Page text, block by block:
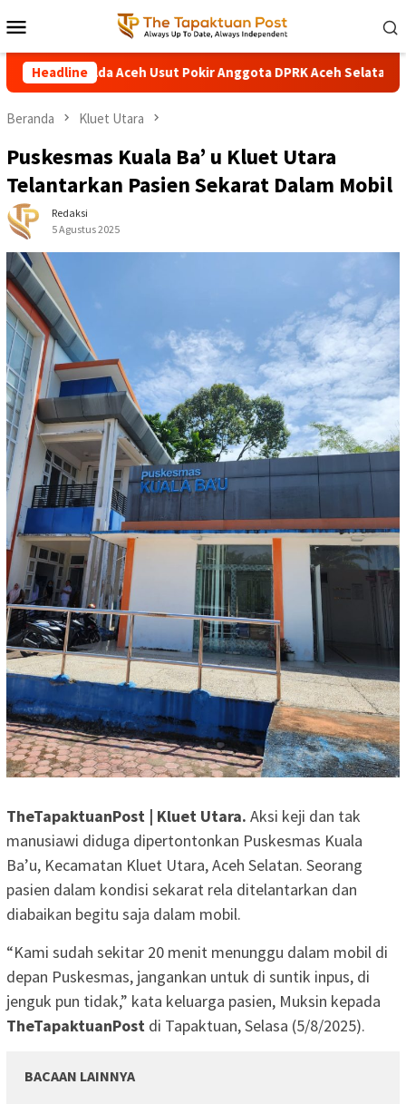
ke
kontenMobile
Headline
Usut Pokir Anggota DPRK Aceh Selatan, Alokasi Pokir 2027
Beranda Kluet Utara
Puskesmas Kuala Ba’ u Kluet Utara
Telantarkan Pasien Sekarat Dalam Mobil
Redaksi
5 Agustus 2025
TheTapaktuanPost | Kluet Utara. Aksi keji dan tak
manusiawi diduga dipertontonkan Puskesmas Kuala
Ba’u, Kecamatan Kluet Utara, Aceh Selatan. Seorang
pasien dalam kondisi sekarat rela ditelantarkan dan
diabaikan begitu saja dalam mobil.
“Kami sudah sekitar 20 menit menunggu dalam mobil di
depan Puskesmas, jangankan untuk di suntik inpus, di
jenguk pun tidak,” kata keluarga pasien, Muksin kepada
TheTapaktuanPost di Tapaktuan, Selasa (5/8/2025).
BACAAN LAINNYA